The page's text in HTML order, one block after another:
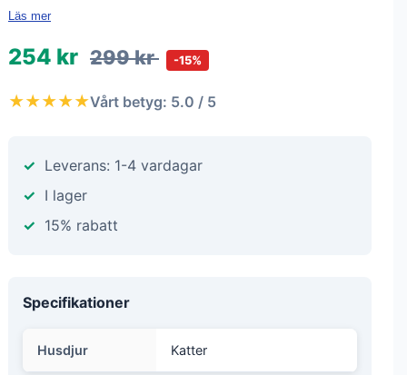
Läs mer
254 kr 299 kr -15%
★★★★★Vårt betyg: 5.0 / 5
Leverans: 1-4 vardagar
I lager
15% rabatt
Specifikationer
Husdjur Katter